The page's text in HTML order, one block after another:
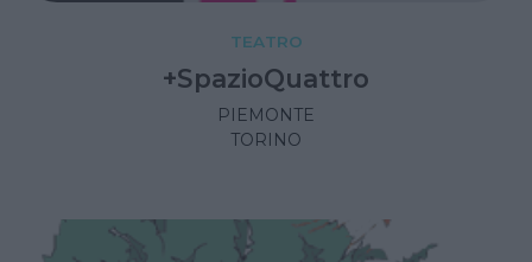
TEATRO
+SpazioQuattro
PIEMONTE
TORINO